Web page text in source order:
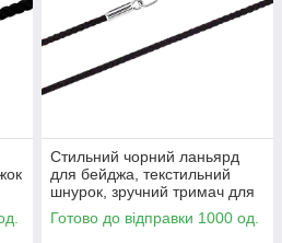
Стильний чорний ланьярд
для бейджа, текстильний
шнурок, зручний тримач для
ID, срібляста застібка
Готово до відправки 1000 од.